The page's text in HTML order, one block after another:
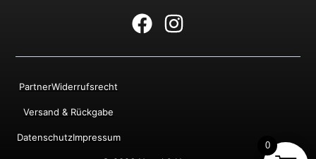
PartnerWiderrufsrecht
Versand & Rückgabe
DatenschutzImpressum
0